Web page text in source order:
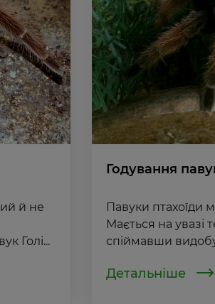
й не
Голі...
Годування
Павуки птахоїди
Мається на увазі
спіймавши
Детальніше